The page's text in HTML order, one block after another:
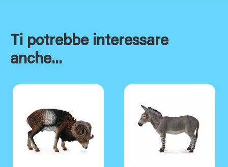
Ti potrebbe interessare
anche...